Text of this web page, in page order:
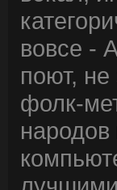
вовсе -
поют,
фолк-